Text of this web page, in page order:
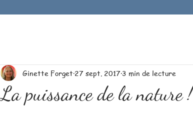
La puissance de la nature !
Ginette Forget 27 sept. 2017 3 min de lecture